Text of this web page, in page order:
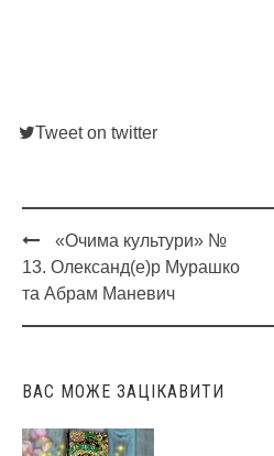
Tweet on twitter
Post
navigation
«Очима культури» №
13. Олександ(е)р Мурашко
та Абрам Маневич
ВАС МОЖЕ ЗАЦІКАВИТИ